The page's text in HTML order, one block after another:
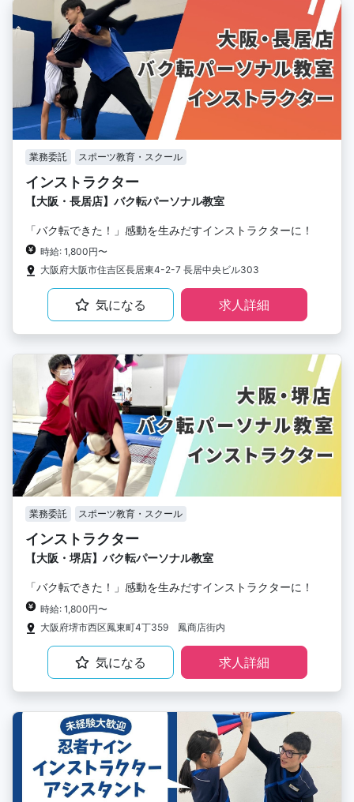
業務委託 スポーツ教育・スクール
インストラクター
【大阪・長居店】バク転パーソナル教室
「バク転できた！」感動を生みだすインストラクターに！
時給: 1,800円〜
大阪府大阪市住吉区長居東4-2-7 長居中央ビル303
気になる 求人詳細
業務委託 スポーツ教育・スクール
インストラクター
【大阪・堺店】バク転パーソナル教室
「バク転できた！」感動を生みだすインストラクターに！
時給: 1,800円〜
大阪府堺市西区鳳東町4丁359 鳳商店街内
気になる 求人詳細